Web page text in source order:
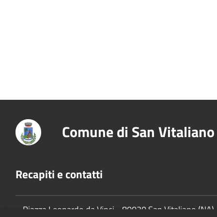
Comune di San Vitaliano
Recapiti e contatti
Piazza Leonardo da Vinci - 80030 San Vitaliano (NA)